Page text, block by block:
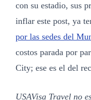
con su estadio, sus
inflar este post, ya
por las sedes del
costos parada por
City; ese es el del
USAVisa Travel no